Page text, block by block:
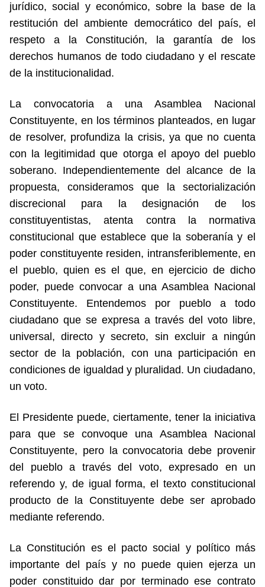
jurídico, social y económico, sobre la base de la
restitución del ambiente democrático del país, el
respeto a la Constitución, la garantía de los
derechos humanos de todo ciudadano y el rescate
de la institucionalidad.
La convocatoria a una Asamblea Nacional
Constituyente, en los términos planteados, en lugar
de resolver, profundiza la crisis, ya que no cuenta
con la legitimidad que otorga el apoyo del pueblo
soberano. Independientemente del alcance de la
propuesta, consideramos que la sectorialización
discrecional para la designación de los
constituyentistas, atenta contra la normativa
constitucional que establece que la soberanía y el
poder constituyente residen, intransferiblemente, en
el pueblo, quien es el que, en ejercicio de dicho
poder, puede convocar a una Asamblea Nacional
Constituyente. Entendemos por pueblo a todo
ciudadano que se expresa a través del voto libre,
universal, directo y secreto, sin excluir a ningún
sector de la población, con una participación en
condiciones de igualdad y pluralidad. Un ciudadano,
un voto.
El Presidente puede, ciertamente, tener la iniciativa
para que se convoque una Asamblea Nacional
Constituyente, pero la convocatoria debe provenir
del pueblo a través del voto, expresado en un
referendo y, de igual forma, el texto constitucional
producto de la Constituyente debe ser aprobado
mediante referendo.
La Constitución es el pacto social y político más
importante del país y no puede quien ejerza un
poder constituido dar por terminado ese contrato